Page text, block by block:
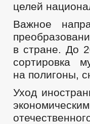
целей
Важное
в стране. До
сортировка
на полигоны,
Уход